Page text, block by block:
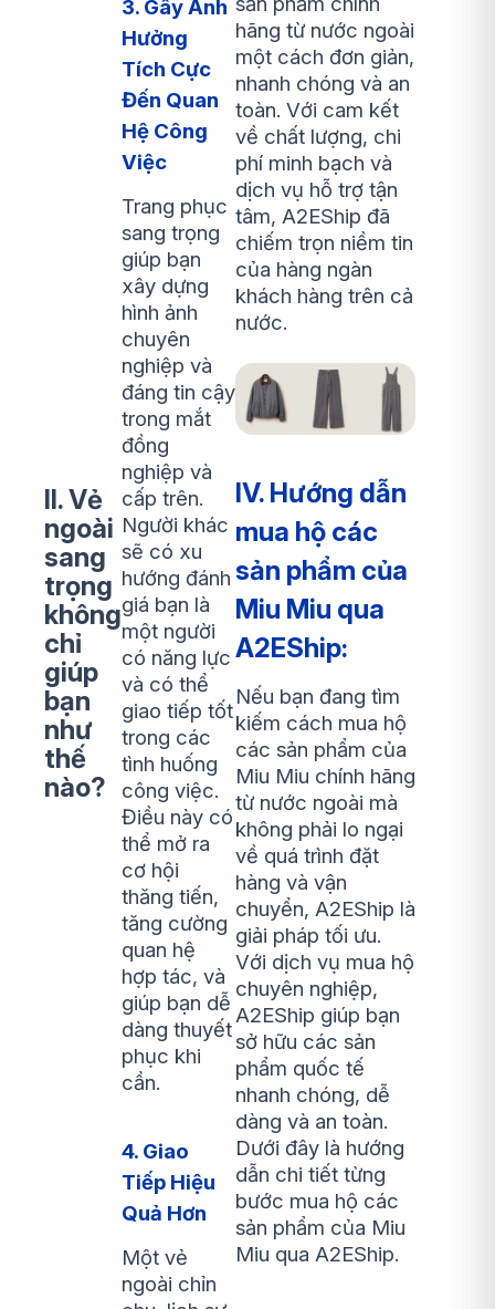
II. Vẻ
ngoài
sang
trọng
không
chỉ
giúp
bạn
như
thế
nào?
3. Gây Ảnh
Hưởng
Tích Cực
Đến Quan
Hệ Công
Việc
Trang phục
sang trọng
giúp bạn
xây dựng
hình ảnh
chuyên
nghiệp và
đáng tin cậy
trong mắt
đồng
nghiệp và
cấp trên.
Người khác
sẽ có xu
hướng đánh
giá bạn là
một người
có năng lực
và có thể
giao tiếp tốt
trong các
tình huống
công việc.
Điều này có
thể mở ra
cơ hội
thăng tiến,
tăng cường
quan hệ
hợp tác, và
giúp bạn dễ
dàng thuyết
phục khi
cần.
4. Giao
Tiếp Hiệu
Quả Hơn
Một vẻ
ngoài chỉn
hãng từ nước ngoài
một cách đơn giản,
nhanh chóng và an
toàn. Với cam kết
về chất lượng, chi
phí minh bạch và
dịch vụ hỗ trợ tận
tâm, A2EShip đã
chiếm trọn niềm tin
của hàng ngàn
khách hàng trên cả
nước.
IV. Hướng dẫn
mua hộ các
sản phẩm của
Miu Miu qua
A2EShip:
Nếu bạn đang tìm
kiếm cách mua hộ
các sản phẩm của
Miu Miu chính hãng
từ nước ngoài mà
không phải lo ngại
về quá trình đặt
hàng và vận
chuyển, A2EShip là
giải pháp tối ưu.
Với dịch vụ mua hộ
chuyên nghiệp,
A2EShip giúp bạn
sở hữu các sản
phẩm quốc tế
nhanh chóng, dễ
dàng và an toàn.
Dưới đây là hướng
dẫn chi tiết từng
bước mua hộ các
sản phẩm của Miu
Miu qua A2EShip.